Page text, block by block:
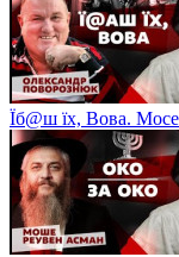
Їб@ш їх, Вова.